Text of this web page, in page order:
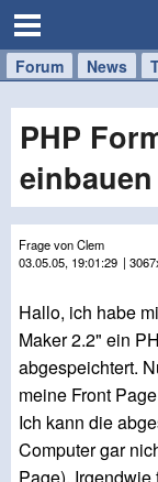
Forum News
Handy
Tablet
Windows
Mac
PHP
einbauen
Frage von Clem
03.05.05, 19:01:29 |
Hallo, ich habe
Maker 2.2" ein
abgespeichtert.
meine Front
Ich kann die
Computer gar